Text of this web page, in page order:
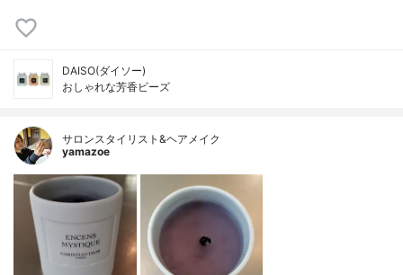
DAISO(ダイソー)
おしゃれな芳香ビーズ
サロンスタイリスト&ヘアメイク
yamazoe